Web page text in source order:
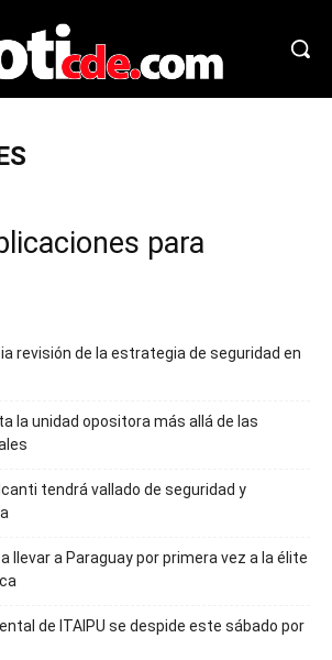
para
revisión de la estrategia de seguridad en
la unidad opositora más allá de las
tendrá vallado de seguridad y
llevar a Paraguay por primera vez a la élite
de ITAIPU se despide este sábado por